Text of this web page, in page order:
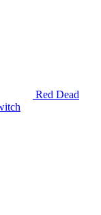
Red Dead